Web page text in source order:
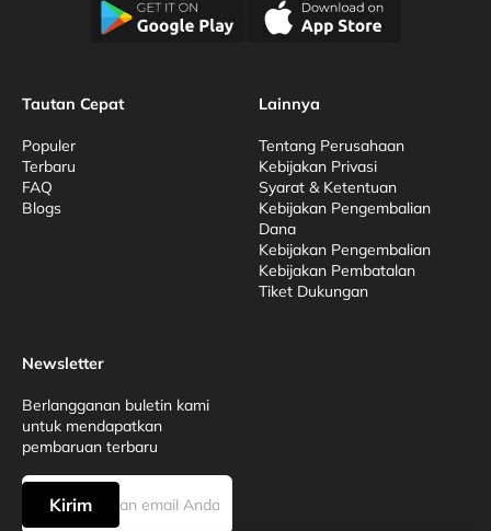
Tautan Cepat
Populer
Terbaru
FAQ
Blogs
Lainnya
Tentang Perusahaan
Kebijakan Privasi
Syarat & Ketentuan
Kebijakan Pengembalian
Dana
Kebijakan Pengembalian
Kebijakan Pembatalan
Tiket Dukungan
Newsletter
Berlangganan buletin kami
untuk mendapatkan
pembaruan terbaru
Kirim